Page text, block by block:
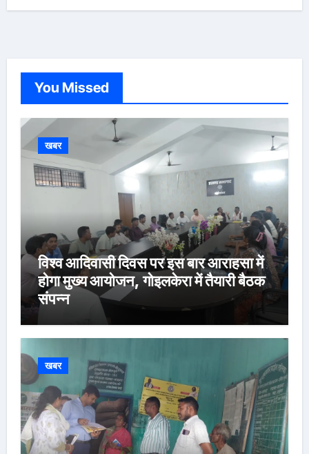
You Missed
खबर
विश्व आदिवासी दिवस पर इस बार आराहसा में
होगा मुख्य आयोजन, गोइलकेरा में तैयारी बैठक
संपन्न
खबर